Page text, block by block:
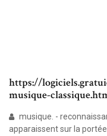
https://
musique-
musique. -
apparaissent sur la